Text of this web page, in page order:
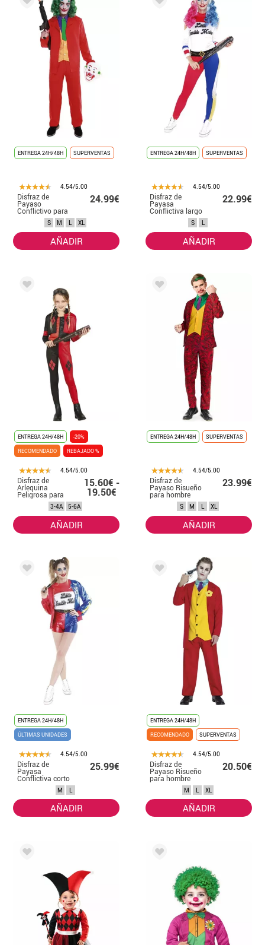
ENTREGA 24H/48H SUPERVENTAS
4.54/5.00
Disfraz de
Payaso
Conflictivo para
24.99€
S M L XL
AÑADIR
ENTREGA 24H/48H SUPERVENTAS
4.54/5.00
Disfraz de
Payasa
Conflictiva largo
22.99€
S L
AÑADIR
ENTREGA 24H/48H
-20%
RECOMENDADO
REBAJADO %
4.54/5.00
Disfraz de
Arlequina
Peligrosa para
niña
15.60€ -
19.50€
3-4A 5-6A
AÑADIR
ENTREGA 24H/48H SUPERVENTAS
4.54/5.00
Disfraz de
Payaso Risueño
para hombre
23.99€
S M L XL
AÑADIR
ENTREGA 24H/48H
ÚLTIMAS UNIDADES
4.54/5.00
Disfraz de
Payasa
Conflictiva corto
25.99€
M L
AÑADIR
ENTREGA 24H/48H
RECOMENDADO
SUPERVENTAS
4.54/5.00
Disfraz de
Payaso Risueño
para hombre
20.50€
M L XL
AÑADIR